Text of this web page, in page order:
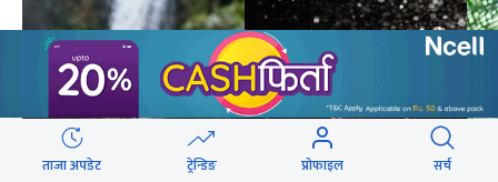
ताजा अपडेट ट्रेन्डिङ प्रोफाइल सर्च